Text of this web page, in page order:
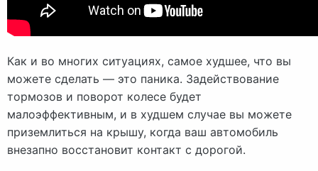
Как и во многих ситуациях, самое худшее, что вы
можете сделать — это паника. Задействование
тормозов и поворот колесе будет
малоэффективным, и в худшем случае вы можете
приземлиться на крышу, когда ваш автомобиль
внезапно восстановит контакт с дорогой.